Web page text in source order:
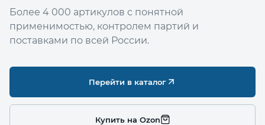
Более 4 000 артикулов с понятной
применимостью, контролем партий и
поставками по всей России.
Перейти в каталог
Купить на Ozon